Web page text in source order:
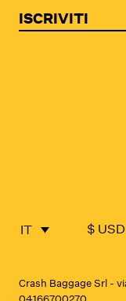
ISCRIVITI
IT $ USD
Crash Baggage Srl -